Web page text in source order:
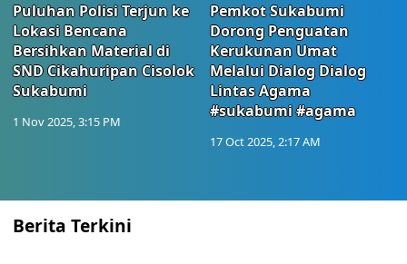
Puluhan Polisi Terjun ke
Lokasi Bencana
Bersihkan Material di
SND Cikahuripan Cisolok
Sukabumi
1 Nov 2025, 3:15 PM
Pemkot Sukabumi
Dorong Penguatan
Kerukunan Umat
Melalui Dialog Dialog
Lintas Agama
#sukabumi #agama
17 Oct 2025, 2:17 AM
Berita Terkini